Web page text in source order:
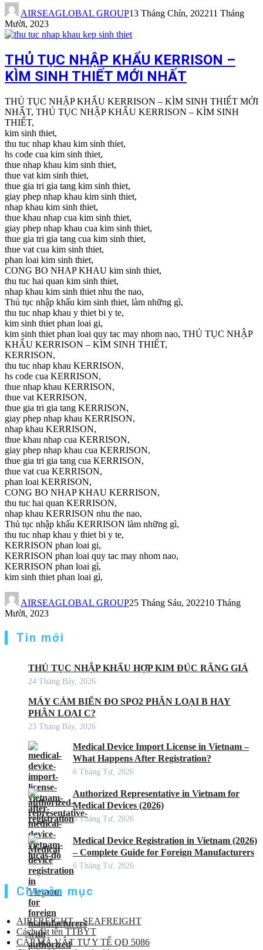
AIRSEAGLOBAL GROUP13 Tháng Chín, 202211 Tháng
Mười, 2023
THỦ TỤC NHẬP KHẨU KERRISON –
KÌM SINH THIẾT MỚI NHẤT
THỦ TỤC NHẬP KHẨU KERRISON – KÌM SINH THIẾT MỚI
NHẤT, THỦ TỤC NHẬP KHẨU KERRISON – KÌM SINH
THIẾT,
kim sinh thiet,
thu tuc nhap khau kim sinh thiet,
hs code cua kim sinh thiet,
thue nhap khau kim sinh thiet,
thue vat kim sinh thiet,
thue gia tri gia tang kim sinh thiet,
giay phep nhap khau kim sinh thiet,
nhap khau kim sinh thiet,
thue khau nhap cua kim sinh thiet,
giay phep nhap khau cua kim sinh thiet,
thue gia tri gia tang cua kim sinh thiet,
thue vat cua kim sinh thiet,
phan loai kim sinh thiet,
CONG BO NHAP KHAU kim sinh thiet,
thu tuc hai quan kim sinh thiet,
nhap khau kim sinh thiet nhu the nao,
Thủ tục nhập khẩu kim sinh thiet, làm những gì,
thu tuc nhap khau y thiet bi y te,
kim sinh thiet phan loai gi,
kim sinh thiet phan loai quy tac may nhom nao, THỦ TỤC NHẬP
KHẨU KERRISON – KÌM SINH THIẾT,
KERRISON,
thu tuc nhap khau KERRISON,
hs code cua KERRISON,
thue nhap khau KERRISON,
thue vat KERRISON,
thue gia tri gia tang KERRISON,
giay phep nhap khau KERRISON,
nhap khau KERRISON,
thue khau nhap cua KERRISON,
giay phep nhap khau cua KERRISON,
thue gia tri gia tang cua KERRISON,
thue vat cua KERRISON,
phan loai KERRISON,
CONG BO NHAP KHAU KERRISON,
thu tuc hai quan KERRISON,
nhap khau KERRISON nhu the nao,
Thủ tục nhập khẩu KERRISON làm những gì,
thu tuc nhap khau y thiet bi y te,
KERRISON phan loai gi,
KERRISON phan loai quy tac may nhom nao,
KERRISON phan loai gì,
kim sinh thiet phan loai gì,
AIRSEAGLOBAL GROUP25 Tháng Sáu, 202210 Tháng
Mười, 2023
Tin mới
THỦ TỤC NHẬP KHẨU HỢP KIM ĐÚC RĂNG GIẢ
24 Tháng Bảy, 2026
MÁY CẢM BIẾN ĐO SPO2 PHÂN LOẠI B HAY
PHÂN LOẠI C?
23 Tháng Bảy, 2026
Medical Device Import License in Vietnam –
What Happens After Registration?
6 Tháng Tư, 2026
Authorized Representative in Vietnam for
Medical Devices (2026)
6 Tháng Tư, 2026
Medical Device Registration in Vietnam (2026)
– Complete Guide for Foreign Manufacturers
6 Tháng Tư, 2026
Chuyên mục
AIRFREIGHT – SEAFREIGHT
Cách đặt tên TTBYT
CẤP MÃ VẬT TƯ Y TẾ QĐ 5086